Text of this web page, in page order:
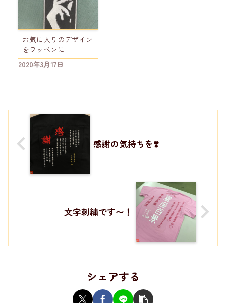
お気に入りのデザイン
をワッペンに
2020年3月17日
感謝の気持ちを❣️
文字刺繍です〜！
シェアする